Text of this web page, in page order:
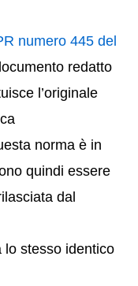
numero 445 del
redatto
l’originale
norma è in
quindi essere
dal
lo stesso identico